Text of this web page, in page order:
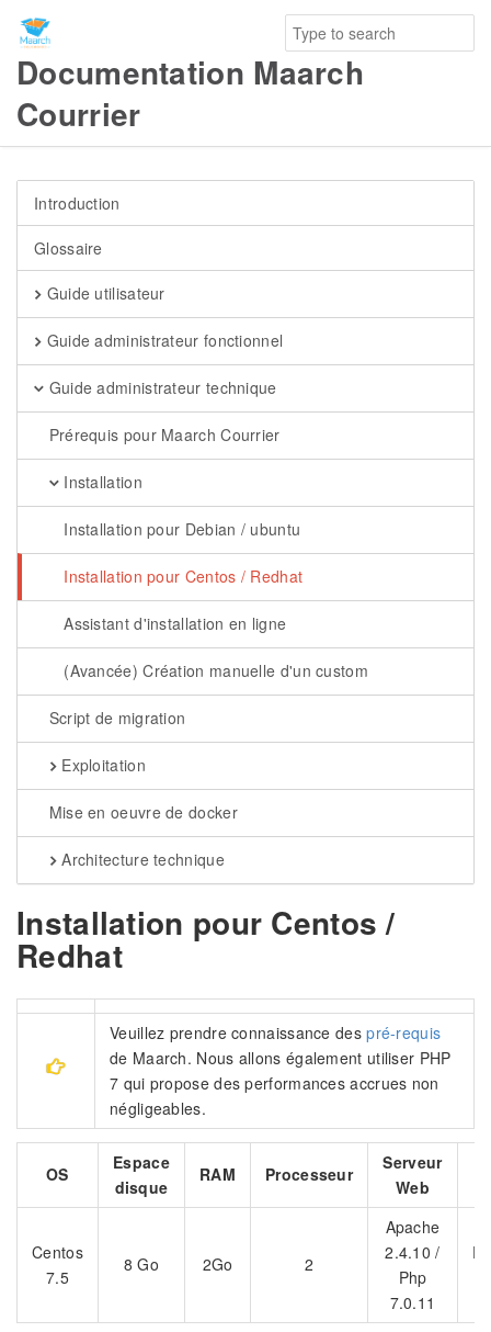
Documentation Maarch
Courrier
Introduction
Glossaire
Guide utilisateur
Guide administrateur fonctionnel
Guide administrateur technique
Prérequis pour Maarch Courrier
Installation
Installation pour Debian / ubuntu
Installation pour Centos / Redhat
Assistant d'installation en ligne
(Avancée) Création manuelle d'un custom
Script de migration
Exploitation
Mise en oeuvre de docker
Architecture technique
Installation pour Centos /
Redhat
Veuillez prendre connaissance despré-requis
de Maarch. Nous allons également utiliser PHP
7 qui propose des performances accrues non
négligeables.
OS
Espace
disque
RAM Processeur
Serveur
Web
Centos
7.5
8 Go 2Go 2
Apache
2.4.10 /
Php
7.0.11